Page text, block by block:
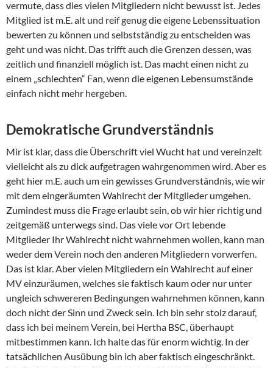
vermute, dass dies vielen Mitgliedern nicht bewusst ist. Jedes
Mitglied ist m.E. alt und reif genug die eigene Lebenssituation
bewerten zu können und selbstständig zu entscheiden was
geht und was nicht. Das trifft auch die Grenzen dessen, was
zeitlich und finanziell möglich ist. Das macht einen nicht zu
einem „schlechten“ Fan, wenn die eigenen Lebensumstände
einfach nicht mehr hergeben.
Demokratische Grundverständnis
Mir ist klar, dass die Überschrift viel Wucht hat und vereinzelt
vielleicht als zu dick aufgetragen wahrgenommen wird. Aber es
geht hier m.E. auch um ein gewisses Grundverständnis, wie wir
mit dem eingeräumten Wahlrecht der Mitglieder umgehen.
Zumindest muss die Frage erlaubt sein, ob wir hier richtig und
zeitgemäß unterwegs sind. Das viele vor Ort lebende
Mitglieder Ihr Wahlrecht nicht wahrnehmen wollen, kann man
weder dem Verein noch den anderen Mitgliedern vorwerfen.
Das ist klar. Aber vielen Mitgliedern ein Wahlrecht auf einer
MV einzuräumen, welches sie faktisch kaum oder nur unter
ungleich schwereren Bedingungen wahrnehmen können, kann
doch nicht der Sinn und Zweck sein. Ich bin sehr stolz darauf,
dass ich bei meinem Verein, bei Hertha BSC, überhaupt
mitbestimmen kann. Ich halte das für enorm wichtig. In der
tatsächlichen Ausübung bin ich aber faktisch eingeschränkt.